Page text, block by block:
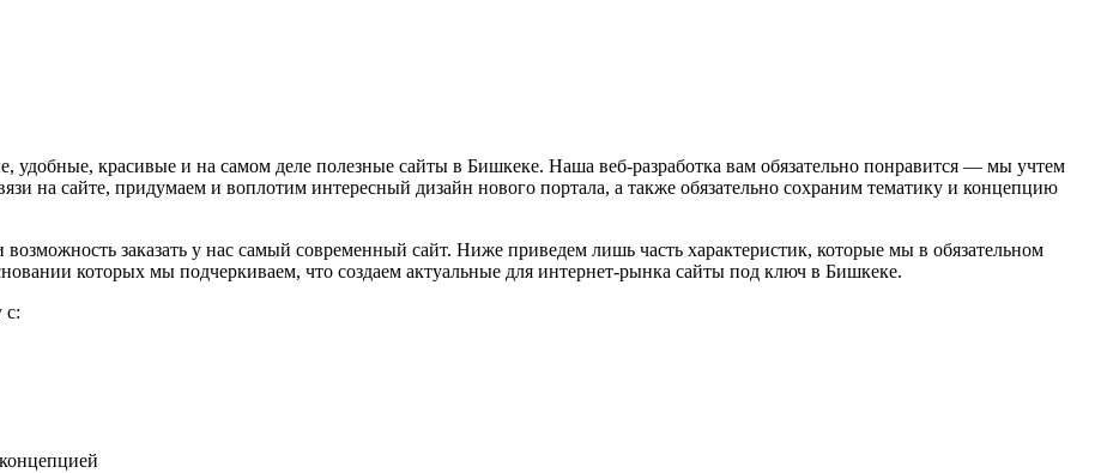
красивые и на самом деле полезные сайты в Бишкеке. Наша веб-разработка вам обязательно понравится — мы учтем
на сайте, придумаем и воплотим интересный дизайн нового портала, а также обязательно сохраним тематику и концепцию
заказать у нас самый современный сайт. Ниже приведем лишь часть характеристик, которые мы в обязательном
которых мы подчеркиваем, что создаем актуальные для интернет-рынка сайты под ключ в Бишкеке.
с: